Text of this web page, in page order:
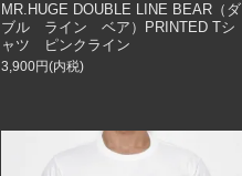
MR.HUGE DOUBLE LINE BEAR（ダ
ブル ライン ベア）PRINTED Tシ
ャツ ピンクライン
3,900円(内税)